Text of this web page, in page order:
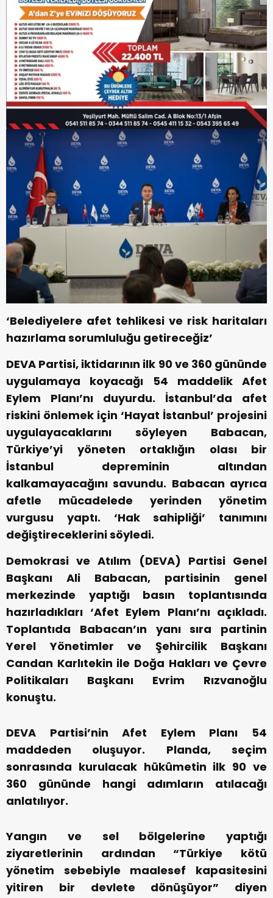
‘Belediyelere afet tehlikesi ve risk haritaları
hazırlama sorumluluğu getireceğiz’
DEVA Partisi, iktidarının ilk 90 ve 360 gününde
uygulamaya koyacağı 54 maddelik Afet
Eylem Planı’nı duyurdu. İstanbul’da afet
riskini önlemek için ‘Hayat İstanbul’ projesini
uygulayacaklarını söyleyen Babacan,
Türkiye’yi yöneten ortaklığın olası bir
İstanbul depreminin altından
kalkamayacağını savundu. Babacan ayrıca
afetle mücadelede yerinden yönetim
vurgusu yaptı. ‘Hak sahipliği’ tanımını
değiştireceklerini söyledi.
Demokrasi ve Atılım (DEVA) Partisi Genel
Başkanı Ali Babacan, partisinin genel
merkezinde yaptığı basın toplantısında
hazırladıkları ‘Afet Eylem Planı’nı açıkladı.
Toplantıda Babacan’ın yanı sıra partinin
Yerel Yönetimler ve Şehircilik Başkanı
Candan Karlıtekin ile Doğa Hakları ve Çevre
Politikaları Başkanı Evrim Rızvanoğlu
konuştu.
DEVA Partisi’nin Afet Eylem Planı 54
maddeden oluşuyor. Planda, seçim
sonrasında kurulacak hükûmetin ilk 90 ve
360 gününde hangi adımların atılacağı
anlatılıyor.
Yangın ve sel bölgelerine yaptığı
ziyaretlerinin ardından “Türkiye kötü
yönetim sebebiyle maalesef kapasitesini
yitiren bir devlete dönüşüyor” diyen